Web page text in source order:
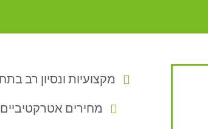
מקצועיות ונסיון רב
מחירים